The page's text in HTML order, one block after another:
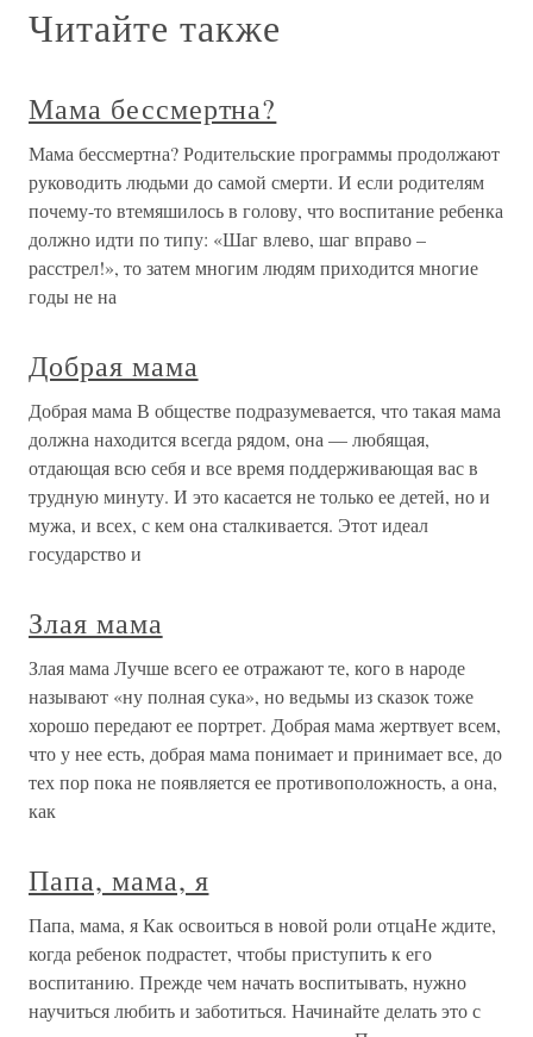
Читайте также
Мама бессмертна?
Мама бессмертна? Родительские программы продолжают
руководить людьми до самой смерти. И если родителям
почему-то втемяшилось в голову, что воспитание ребенка
должно идти по типу: «Шаг влево, шаг вправо –
расстрел!», то затем многим людям приходится многие
годы не на
Добрая мама
Добрая мама В обществе подразумевается, что такая мама
должна находится всегда рядом, она — любящая,
отдающая всю себя и все время поддерживающая вас в
трудную минуту. И это касается не только ее детей, но и
мужа, и всех, с кем она сталкивается. Этот идеал
государство и
Злая мама
Злая мама Лучше всего ее отражают те, кого в народе
называют «ну полная сука», но ведьмы из сказок тоже
хорошо передают ее портрет. Добрая мама жертвует всем,
что у нее есть, добрая мама понимает и принимает все, до
тех пор пока не появляется ее противоположность, а она,
как
Папа, мама, я
Папа, мама, я Как освоиться в новой роли отцаНе ждите,
когда ребенок подрастет, чтобы приступить к его
воспитанию. Прежде чем начать воспитывать, нужно
научиться любить и заботиться. Начинайте делать это с